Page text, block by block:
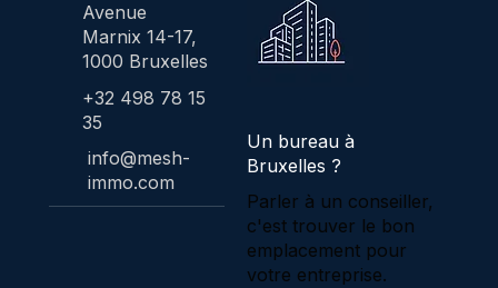
Avenue
Marnix 14-17,
1000 Bruxelles
+32 498 78 15
35
info@mesh-
immo.com
Un bureau à
Bruxelles ?
Parler à un conseiller,
c'est trouver le bon
emplacement pour
votre entreprise.